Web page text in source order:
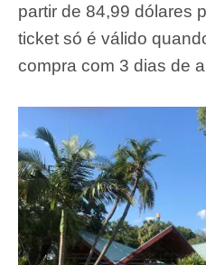
partir de 84,99 dólares
ticket só é válido
compra com 3 dias de